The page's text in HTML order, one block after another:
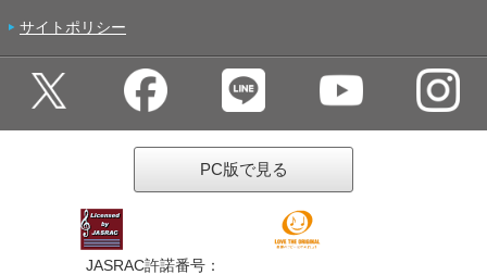
サイトポリシー
PC版で見る
JASRAC許諾番号：